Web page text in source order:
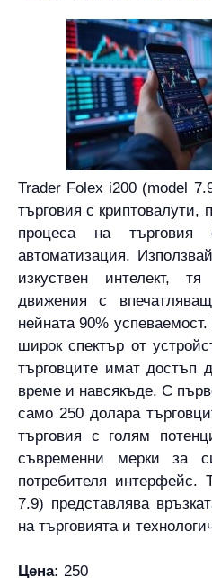
Trader Folex i200 (model
търговия с криптовалути,
процеса на търговия
автоматизация.
изкуствен интелект, тя
движения с
нейната 90%
широк спектър от
търговците имат достъп
време и навсякъде. С
само 250 долара
търговия с голям
съвременни мерки за
потребителя интерфейс.
7.9) представлява
на търговията и
Цена: 250